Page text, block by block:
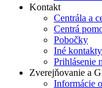
Kontakt
Centrála a
Centrá
Pobočky
Iné kontakty
Prihlásenie
Zverejňovanie a
Informácie